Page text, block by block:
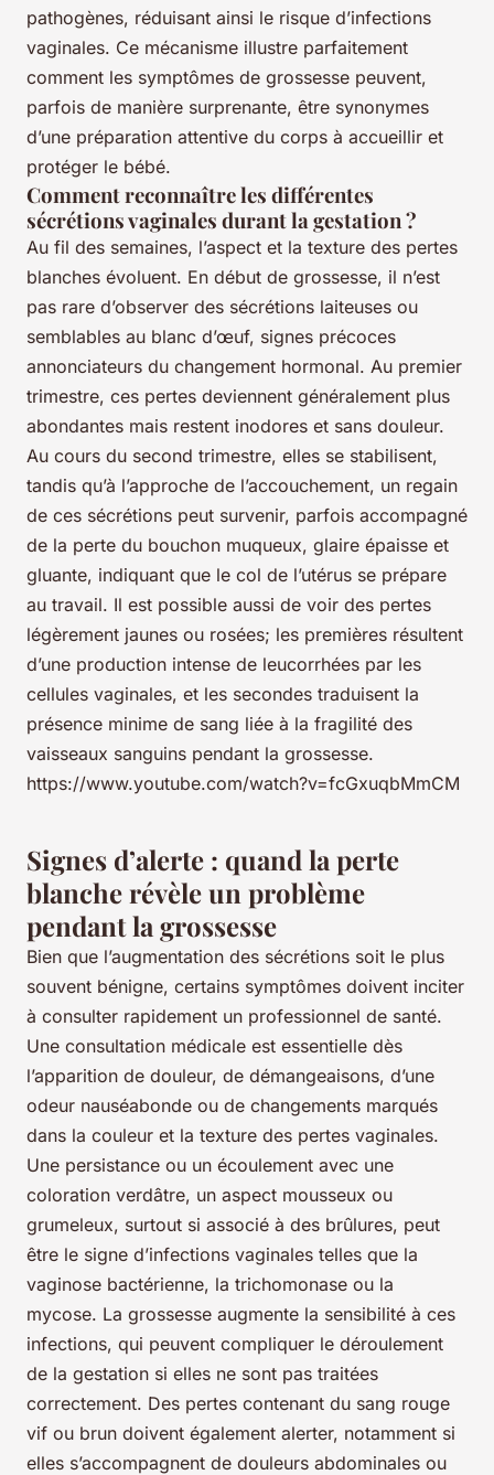
pathogènes, réduisant ainsi le risque d’infections
vaginales. Ce mécanisme illustre parfaitement
comment les symptômes de grossesse peuvent,
parfois de manière surprenante, être synonymes
d’une préparation attentive du corps à accueillir et
protéger le bébé.
Comment reconnaître les différentes
sécrétions vaginales durant la gestation ?
Au fil des semaines, l’aspect et la texture des pertes
blanches évoluent. En début de grossesse, il n’est
pas rare d’observer des sécrétions laiteuses ou
semblables au blanc d’œuf, signes précoces
annonciateurs du changement hormonal. Au premier
trimestre, ces pertes deviennent généralement plus
abondantes mais restent inodores et sans douleur.
Au cours du second trimestre, elles se stabilisent,
tandis qu’à l’approche de l’accouchement, un regain
de ces sécrétions peut survenir, parfois accompagné
de la perte du bouchon muqueux, glaire épaisse et
gluante, indiquant que le col de l’utérus se prépare
au travail. Il est possible aussi de voir des pertes
légèrement jaunes ou rosées; les premières résultent
d’une production intense de leucorrhées par les
cellules vaginales, et les secondes traduisent la
présence minime de sang liée à la fragilité des
vaisseaux sanguins pendant la grossesse.
https://www.youtube.com/watch?v=fcGxuqbMmCM
Signes d’alerte : quand la perte
blanche révèle un problème
pendant la grossesse
Bien que l’augmentation des sécrétions soit le plus
souvent bénigne, certains symptômes doivent inciter
à consulter rapidement un professionnel de santé.
Une consultation médicale est essentielle dès
l’apparition de douleur, de démangeaisons, d’une
odeur nauséabonde ou de changements marqués
dans la couleur et la texture des pertes vaginales.
Une persistance ou un écoulement avec une
coloration verdâtre, un aspect mousseux ou
grumeleux, surtout si associé à des brûlures, peut
être le signe d’infections vaginales telles que la
vaginose bactérienne, la trichomonase ou la
mycose. La grossesse augmente la sensibilité à ces
infections, qui peuvent compliquer le déroulement
de la gestation si elles ne sont pas traitées
correctement. Des pertes contenant du sang rouge
vif ou brun doivent également alerter, notamment si
elles s’accompagnent de douleurs abdominales ou